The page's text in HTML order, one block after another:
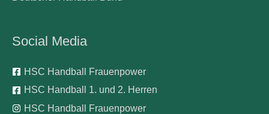
Social Media
HSC Handball Frauenpower
HSC Handball 1. und 2. Herren
HSC Handball Frauenpower